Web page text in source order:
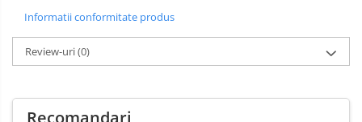
Informatii conformitate produs
Review-uri(0)
Recomandari